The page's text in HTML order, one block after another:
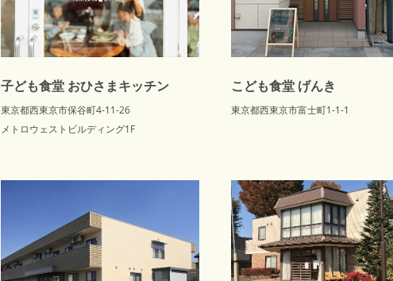
子ども食堂 おひさまキッチン
東京都西東京市保谷町4-11-26
メトロウェストビルディング1F
こども食堂 げんき
東京都西東京市富士町1-1-1